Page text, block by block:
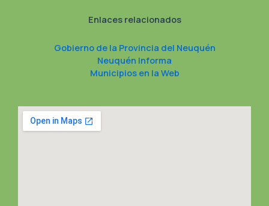
Enlaces relacionados
Gobierno de la Provincia del Neuquén
Neuquén Informa
Municipios en la Web